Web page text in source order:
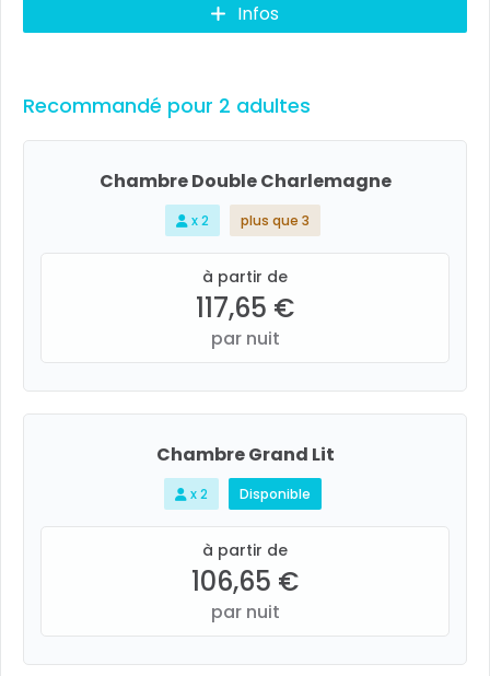
Infos
Recommandé pour 2 adultes
Chambre Double Charlemagne
x 2 plus que 3
à partir de
117,65 €
par nuit
Chambre Grand Lit
x 2 Disponible
à partir de
106,65 €
par nuit